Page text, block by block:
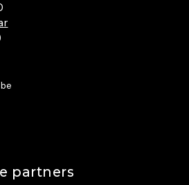
partners